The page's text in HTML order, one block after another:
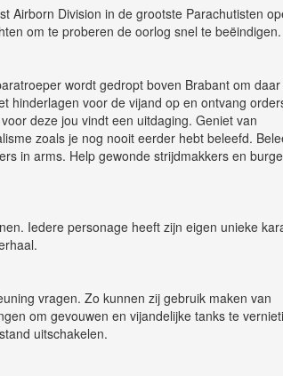
Airborn Division in de grootste Parachutisten
om te proberen de oorlog snel te beëindigen.
wordt gedropt boven Brabant om daar
hinderlagen voor de vijand op en ontvang
deze jou vindt een uitdaging. Geniet van
zoals je nog nooit eerder hebt beleefd.
in arms. Help gewonde strijdmakkers en
Iedere personage heeft zijn eigen unieke
vragen. Zo kunnen zij gebruik maken van
om gevouwen en vijandelijke tanks te
uitschakelen.